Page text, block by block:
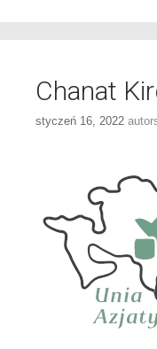
Chanat
styczeń 16, 2022